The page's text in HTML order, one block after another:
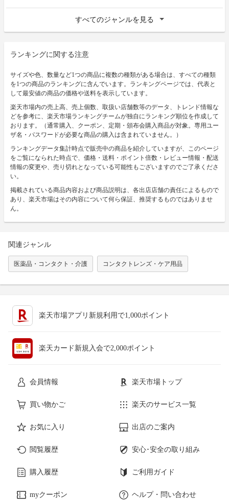
すべてのジャンルを見る
ランキングに関する注意
サイズや色、数量など1つの商品に複数の種類がある場合は、すべての種類
を1つの商品のランキングに含んでいます。ランキングページでは、代表と
して最安値の商品の価格や送料を表示しています。
楽天市場内の売上高、売上個数、取扱い店舗数等のデータ、トレンド情報な
どを参考に、楽天市場ランキングチームが独自にランキング順位を作成して
おります。（通常購入、クーポン、定期・頒布会購入商品が対象。専用ユー
ザ名・パスワードが必要な商品の購入は含まれていません。）
ランキングデータ集計時点で販売中の商品を紹介していますが、このページ
をご覧になられた時点で、価格・送料・ポイント倍数・レビュー情報・配送
情報の変更や、売り切れとなっている可能性もございますのでご了承くださ
い。
掲載されている商品内容および商品説明は、各出店店舗の責任によるもので
あり、楽天市場はその内容について何ら保証、推奨するものではありませ
ん。
関連ジャンル
医薬品・コンタクト・介護 コンタクトレンズ・ケア用品
楽天市場アプリ新規利用で1,000ポイント
楽天カード新規入会で2,000ポイント
会員情報 楽天市場トップ
買い物かご 楽天のサービス一覧
お気に入り 出店のご案内
閲覧履歴 安心･安全の取り組み
購入履歴 ご利用ガイド
myクーポン ヘルプ・問い合わせ